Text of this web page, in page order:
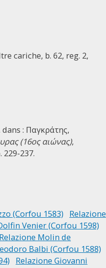
cariche, b. 62, reg. 2,
: Παγκράτης,
(16ος αιώνας),
229-237.
(Corfou 1583)
Relazione
Venier (Corfou 1598)
Relazione Molin de
Balbi (Corfou 1588)
Relazione Giovanni